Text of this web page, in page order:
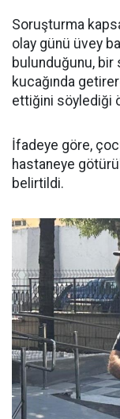
Soruşturma
olay günü üvey
bulunduğunu, bir
kucağında
ettiğini söylediği
İfadeye göre,
hastaneye
belirtildi.